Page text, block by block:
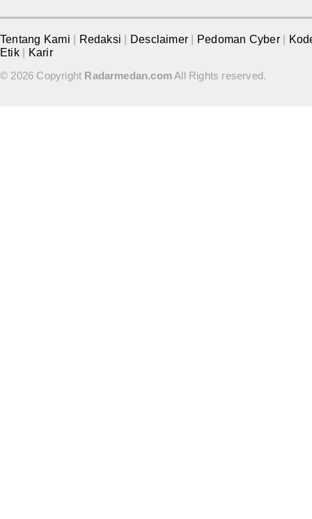
Tentang Kami Redaksi Desclaimer Pedoman Cyber
Etik
Karir
© 2026 Copyright Radarmedan.comAll Rights reserved.